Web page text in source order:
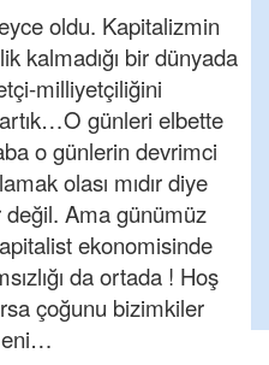
oldu. Kapitalizmin
kalmadığı bir dünyada
milliyetçiliğini
günleri elbette
o günlerin devrimci
olası mıdır diye
Ama günümüz
ekonomisinde
da ortada ! Hoş
çoğunu bizimkiler